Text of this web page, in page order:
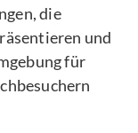
die
und
für